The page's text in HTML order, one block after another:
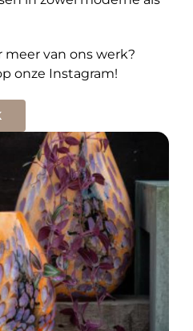
van ons werk?
onze Instagram!